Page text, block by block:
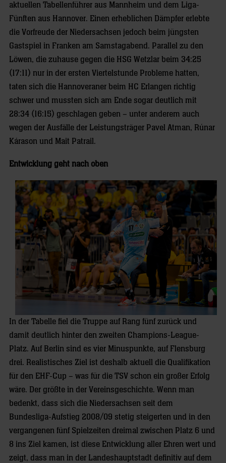
aktuellen Tabellenführer aus Mannheim und dem Liga-
Fünften aus Hannover. Einen erheblichen Dämpfer erlebte
die Vorfreude der Niedersachsen jedoch beim jüngsten
Gastspiel in Franken am Samstagabend. Parallel zu den
Löwen, die zuhause gegen die HSG Wetzlar beim 34:25
(17:11) nur in der ersten Viertelstunde Probleme hatten,
taten sich die Hannoveraner beim HC Erlangen richtig
schwer und mussten sich am Ende sogar deutlich mit
28:34 (16:15) geschlagen geben – unter anderem auch
wegen der Ausfälle der Leistungsträger Pavel Atman, Rúnar
Kárason und Mait Patrail.
Entwicklung geht nach oben
In der Tabelle fiel die Truppe auf Rang fünf zurück und
damit deutlich hinter den zweiten Champions-League-
Platz. Auf Berlin sind es vier Minuspunkte, auf Flensburg
drei. Realistisches Ziel ist deshalb aktuell die Qualifikation
für den EHF-Cup – was für die TSV schon ein großer Erfolg
wäre. Der größte in der Vereinsgeschichte. Wenn man
bedenkt, dass sich die Niedersachsen seit dem
Bundesliga-Aufstieg 2008/09 stetig steigerten und in den
vergangenen fünf Spielzeiten dreimal zwischen Platz 6 und
8 ins Ziel kamen, ist diese Entwicklung aller Ehren wert und
zeigt, dass man in der Landeshauptstadt definitiv auf dem